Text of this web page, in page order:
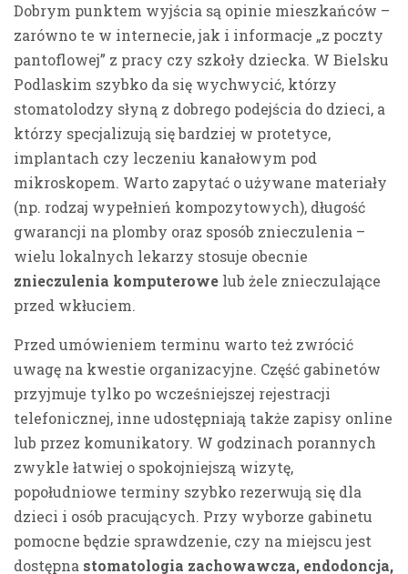
Dobrym punktem wyjścia są opinie mieszkańców –
zarówno te w internecie, jak i informacje „z poczty
pantoflowej” z pracy czy szkoły dziecka. W Bielsku
Podlaskim szybko da się wychwycić, którzy
stomatolodzy słyną z dobrego podejścia do dzieci, a
którzy specjalizują się bardziej w protetyce,
implantach czy leczeniu kanałowym pod
mikroskopem. Warto zapytać o używane materiały
(np. rodzaj wypełnień kompozytowych), długość
gwarancji na plomby oraz sposób znieczulenia –
wielu lokalnych lekarzy stosuje obecnie
znieczulenia komputerowe lub żele znieczulające
przed wkłuciem.
Przed umówieniem terminu warto też zwrócić
uwagę na kwestie organizacyjne. Część gabinetów
przyjmuje tylko po wcześniejszej rejestracji
telefonicznej, inne udostępniają także zapisy online
lub przez komunikatory. W godzinach porannych
zwykle łatwiej o spokojniejszą wizytę,
popołudniowe terminy szybko rezerwują się dla
dzieci i osób pracujących. Przy wyborze gabinetu
pomocne będzie sprawdzenie, czy na miejscu jest
dostępna stomatologia zachowawcza, endodoncja,